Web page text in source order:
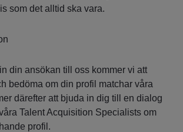
som det alltid ska vara.
din ansökan till oss kommer vi att
bedöma om din profil matchar våra
därefter att bjuda in dig till en dialog
Talent Acquisition Specialists om
profil.